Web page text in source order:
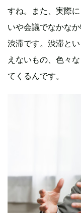
すね。また、実際
いや会議でなかな
渋滞です。渋滞と
えないもの、色々
てくるんです。